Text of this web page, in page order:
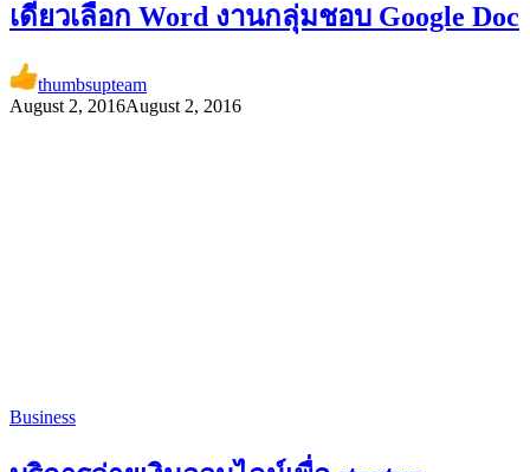
เดี่ยวเลือก Word งานกลุ่มชอบ Google Doc
thumbsupteam
August 2, 2016August 2, 2016
Business